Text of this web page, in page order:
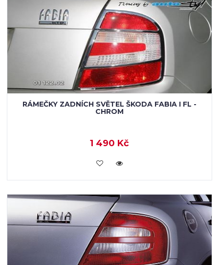
RÁMEČKY ZADNÍCH SVĚTEL ŠKODA FABIA I FL -
CHROM
1 490 Kč
KOUPIT